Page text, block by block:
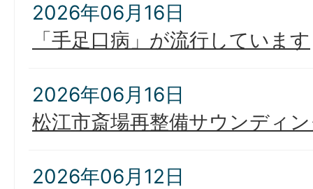
2026年06月16日
「手足口病」が流行しています
2026年06月16日
松江市斎場再整備サウンディ
2026年06月12日